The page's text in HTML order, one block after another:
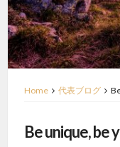
Home 代表ブログ
Be unique,